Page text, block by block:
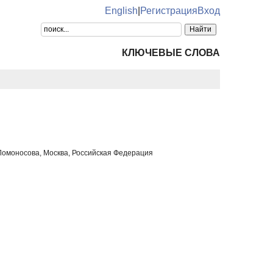
English РегистрацияВход
КЛЮЧЕВЫЕ СЛОВА
Москва, Российская Федерация